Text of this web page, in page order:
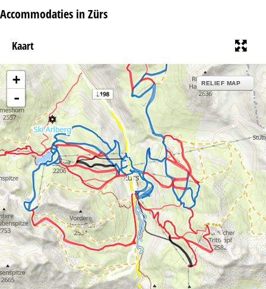
Accommodaties in Zürs
Kaart
+
-
RELIEF MAP